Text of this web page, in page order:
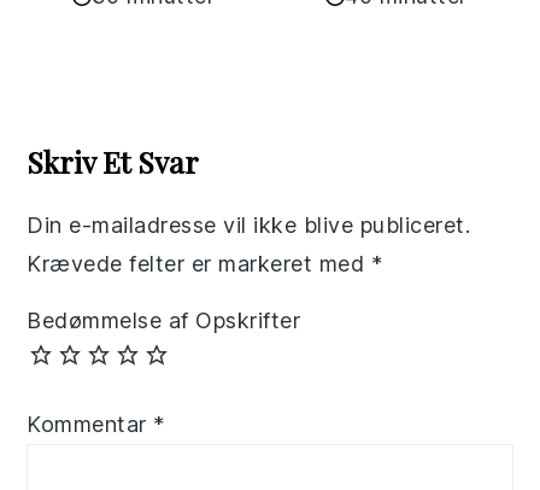
Interactions
Skriv Et Svar
Din e-mailadresse vil ikke blive publiceret.
Krævede felter er markeret med *
Bedømmelse af Opskrifter
Kommentar *